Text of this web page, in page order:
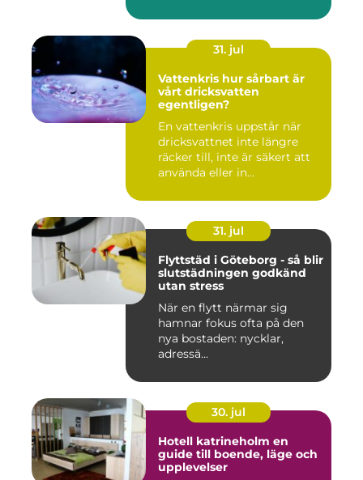
31. jul
Vattenkris hur sårbart är
vårt dricksvatten
egentligen?
En vattenkris uppstår när
dricksvattnet inte längre
räcker till, inte är säkert att
använda eller in...
31. jul
Flyttstäd i Göteborg - så blir
slutstädningen godkänd
utan stress
När en flytt närmar sig
hamnar fokus ofta på den
nya bostaden: nycklar,
adressä...
30. jul
Hotell katrineholm en
guide till boende, läge och
upplevelser